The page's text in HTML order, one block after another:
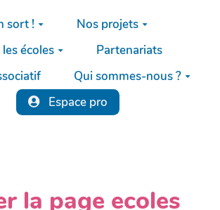
principal
sort !
Nos projets
écoles
Partenariats
Qui sommes-nous ?
Espace pro
la page ecoles